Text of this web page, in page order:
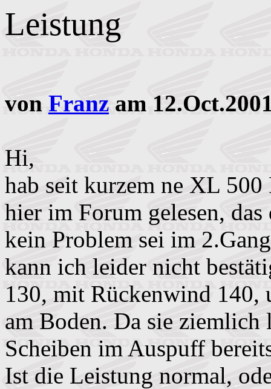
Leistung
von Franz am
Hi,
hab seit kurzem ne XL
hier im Forum gelesen,
kein Problem sei im
kann ich leider nicht
130, mit Rückenwind 140,
am Boden. Da sie
Scheiben im Auspuff
Ist die Leistung normal,